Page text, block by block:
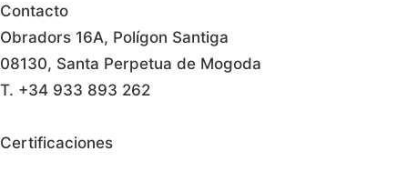
Contacto
Obradors 16A, Polígon Santiga
08130, Santa Perpetua de Mogoda
T. +34 933 893 262
Certificaciones